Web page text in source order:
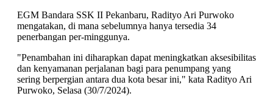
EGM Bandara SSK II Pekanbaru, Radityo Ari Purwoko
mengatakan, di mana sebelumnya hanya tersedia 34
penerbangan per-minggunya.
"Penambahan ini diharapkan dapat meningkatkan aksesibilitas
dan kenyamanan perjalanan bagi para penumpang yang
sering berpergian antara dua kota besar ini," kata Radityo Ari
Purwoko, Selasa (30/7/2024).